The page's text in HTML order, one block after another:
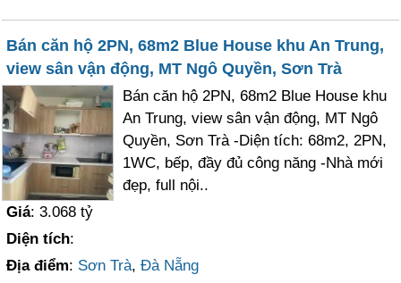
Bán căn hộ 2PN, 68m2 Blue House khu An Trung,
view sân vận động, MT Ngô Quyền, Sơn Trà
Bán căn hộ 2PN, 68m2 Blue House khu
An Trung, view sân vận động, MT Ngô
Quyền, Sơn Trà -Diện tích: 68m2, 2PN,
1WC, bếp, đầy đủ công năng -Nhà mới
đẹp, full nội..
Giá: 3.068 tỷ
Diện tích:
Địa điểm: Sơn Trà,Đà Nẵng